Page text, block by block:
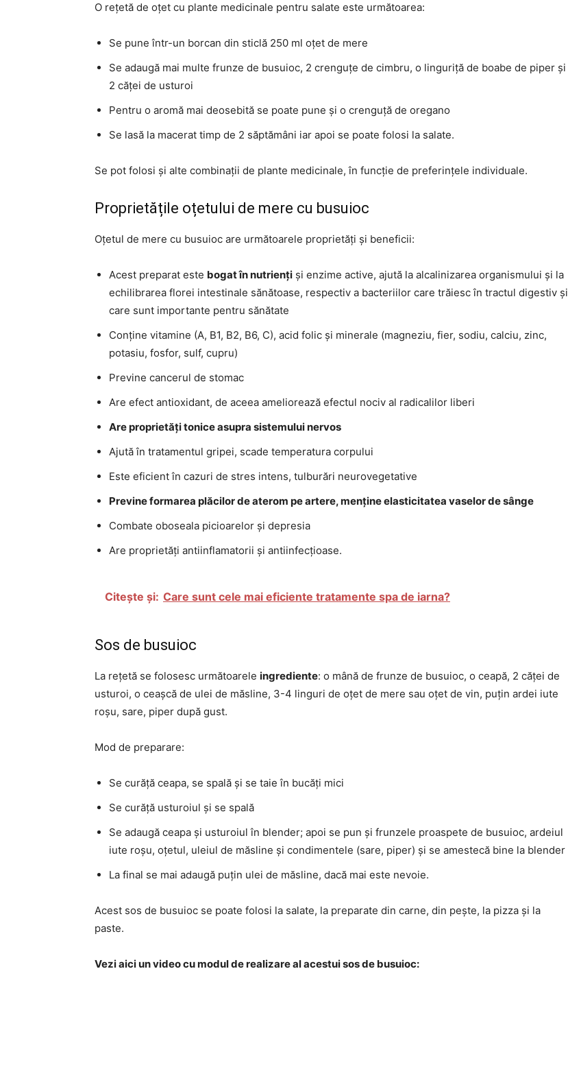
O rețetă de oțet cu plante medicinale pentru salate este următoarea:
Se pune într-un borcan din sticlă 250 ml oțet de mere
Se adaugă mai multe frunze de busuioc, 2 crenguțe de cimbru, o linguriță de boabe de piper și
2 căței de usturoi
Pentru o aromă mai deosebită se poate pune și o crenguță de oregano
Se lasă la macerat timp de 2 săptămâni iar apoi se poate folosi la salate.
Se pot folosi și alte combinații de plante medicinale, în funcție de preferințele individuale.
Proprietățile oțetului de mere cu busuioc
Oțetul de mere cu busuioc are următoarele proprietăți și beneficii:
Acest preparat este bogat în nutrienți și enzime active, ajută la alcalinizarea organismului și la
echilibrarea florei intestinale sănătoase, respectiv a bacteriilor care trăiesc în tractul digestiv și
care sunt importante pentru sănătate
Conține vitamine (A, B1, B2, B6, C), acid folic și minerale (magneziu, fier, sodiu, calciu, zinc,
potasiu, fosfor, sulf, cupru)
Previne cancerul de stomac
Are efect antioxidant, de aceea ameliorează efectul nociv al radicalilor liberi
Are proprietăți tonice asupra sistemului nervos
Ajută în tratamentul gripei, scade temperatura corpului
Este eficient în cazuri de stres intens, tulburări neurovegetative
Previne formarea plăcilor de aterom pe artere, menține elasticitatea vaselor de sânge
Combate oboseala picioarelor și depresia
Are proprietăți antiinflamatorii și antiinfecțioase.
Citește și: Care sunt cele mai eficiente tratamente spa de iarna?
Sos de busuioc
La rețetă se folosesc următoarele ingrediente: o mână de frunze de busuioc, o ceapă, 2 căței de
usturoi, o ceașcă de ulei de măsline, 3-4 linguri de oțet de mere sau oțet de vin, puțin ardei iute
roșu, sare, piper după gust.
Mod de preparare:
Se curăță ceapa, se spală și se taie în bucăți mici
Se curăță usturoiul și se spală
Se adaugă ceapa și usturoiul în blender; apoi se pun și frunzele proaspete de busuioc, ardeiul
iute roșu, oțetul, uleiul de măsline și condimentele (sare, piper) și se amestecă bine la blender
La final se mai adaugă puțin ulei de măsline, dacă mai este nevoie.
Acest sos de busuioc se poate folosi la salate, la preparate din carne, din pește, la pizza și la
paste.
Vezi aici un video cu modul de realizare al acestui sos de busuioc: